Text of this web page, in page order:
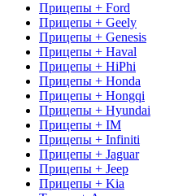
Прицепы + Ford
Прицепы + Geely
Прицепы + Genesis
Прицепы + Haval
Прицепы + HiPhi
Прицепы + Honda
Прицепы + Hongqi
Прицепы + Hyundai
Прицепы + IM
Прицепы + Infiniti
Прицепы + Jaguar
Прицепы + Jeep
Прицепы + Kia